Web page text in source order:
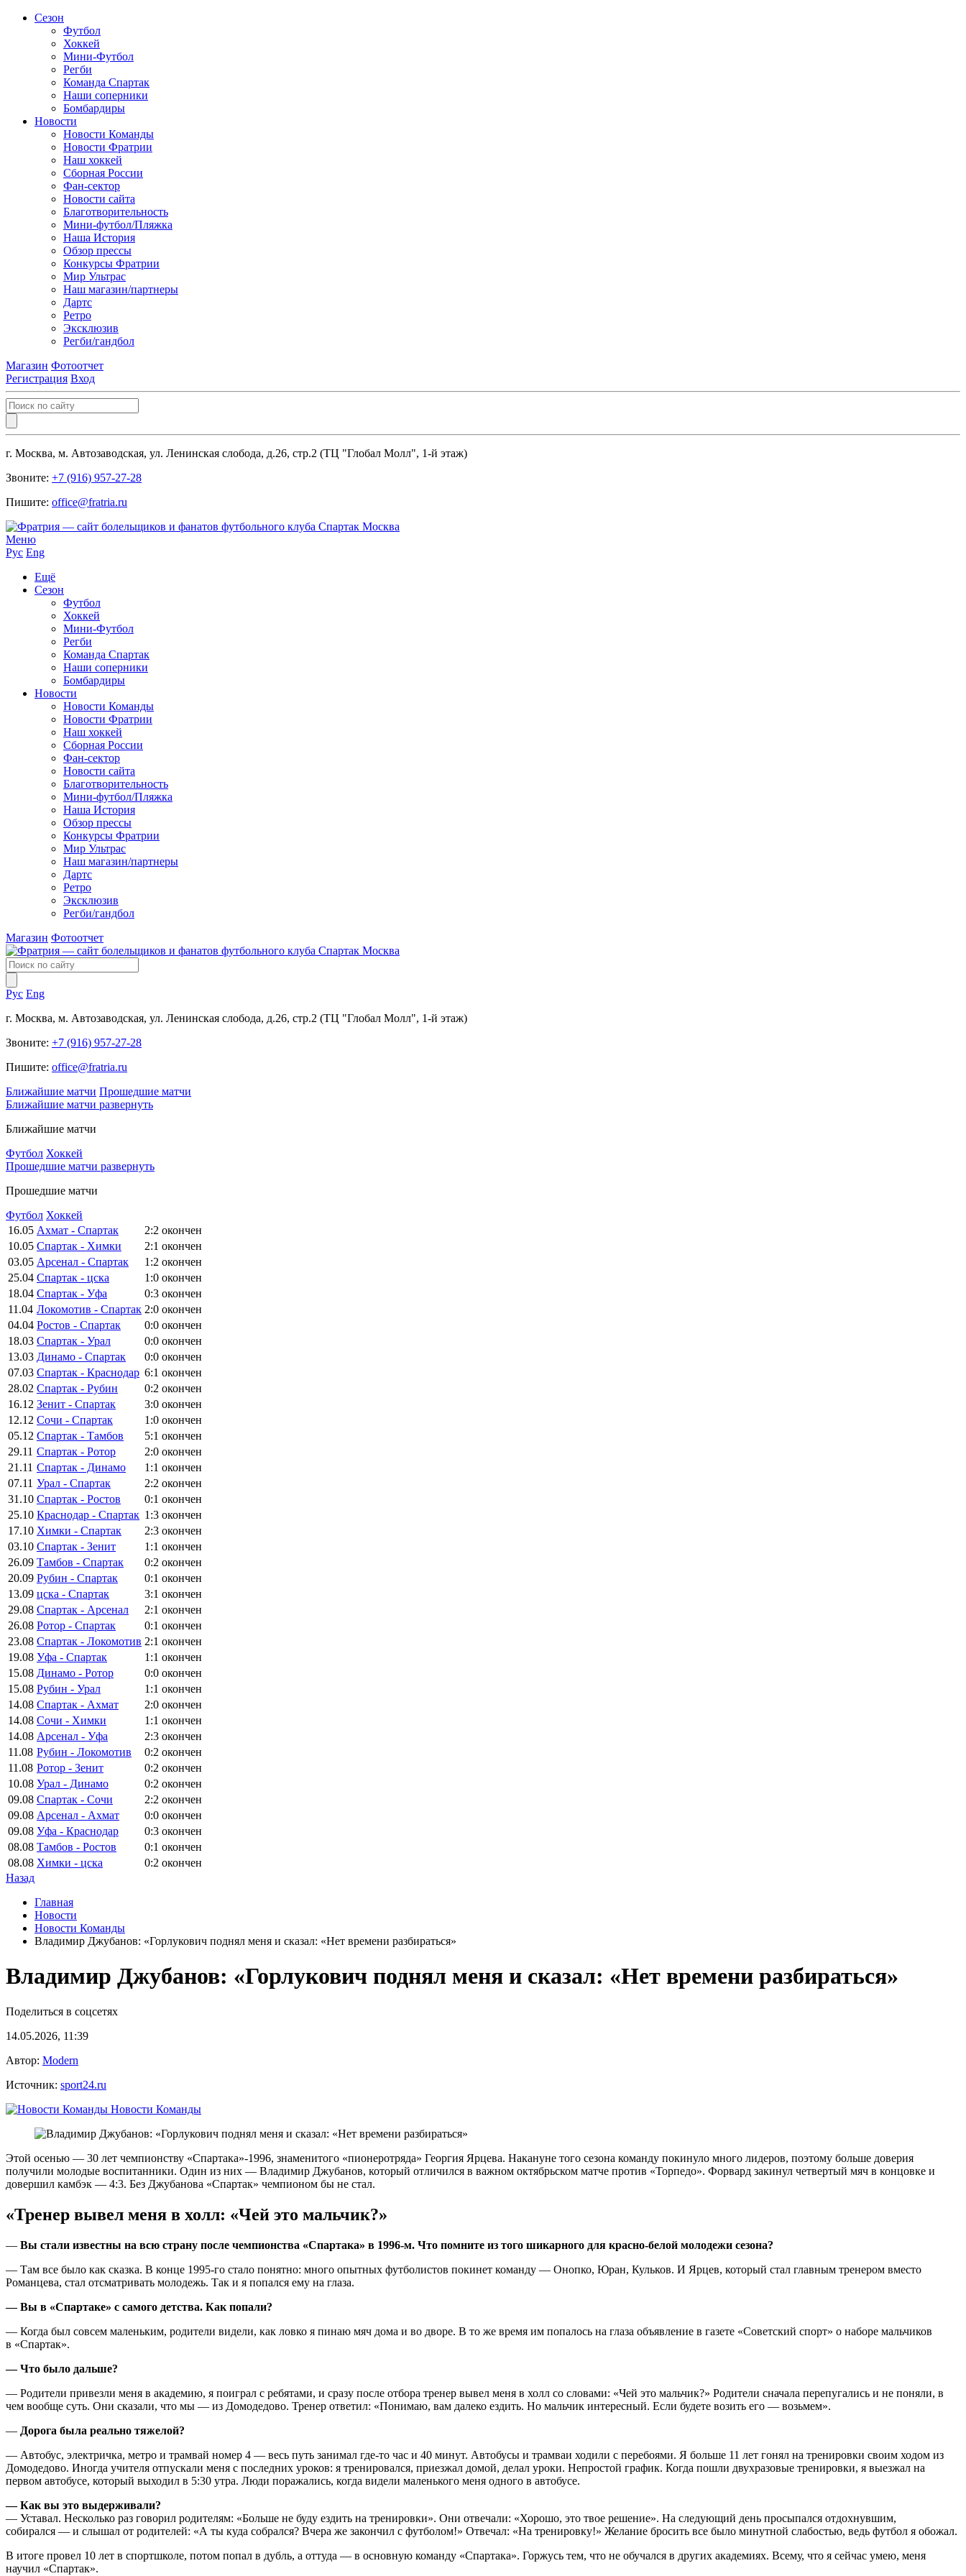
Сезон
Футбол
Хоккей
Мини-Футбол
Регби
Команда Спартак
Наши соперники
Бомбардиры
Новости
Новости Команды
Новости Фратрии
Наш хоккей
Сборная России
Фан-cектор
Новости сайта
Благотворительность
Мини-футбол/Пляжка
Наша История
Обзор прессы
Конкурсы Фратрии
Мир Ультрас
Наш магазин/партнеры
Дартс
Ретро
Эксклюзив
Регби/гандбол
Магазин Фотоотчет
Регистрация Вход
г. Москва, м. Автозаводская, ул. Ленинская слобода, д.26, стр.2 (ТЦ "Глобал Молл", 1-й этаж)
Звоните: +7 (916) 957-27-28
Пишите: office@fratria.ru
Меню
Рус Eng
Ещё
Сезон
Футбол
Хоккей
Мини-Футбол
Регби
Команда Спартак
Наши соперники
Бомбардиры
Новости
Новости Команды
Новости Фратрии
Наш хоккей
Сборная России
Фан-cектор
Новости сайта
Благотворительность
Мини-футбол/Пляжка
Наша История
Обзор прессы
Конкурсы Фратрии
Мир Ультрас
Наш магазин/партнеры
Дартс
Ретро
Эксклюзив
Регби/гандбол
Магазин Фотоотчет
Рус Eng
г. Москва, м. Автозаводская, ул. Ленинская слобода, д.26, стр.2 (ТЦ "Глобал Молл", 1-й этаж)
Звоните: +7 (916) 957-27-28
Пишите: office@fratria.ru
Ближайшие матчи Прошедшие матчи
Ближайшие матчи развернуть
Ближайшие матчи
Футбол Хоккей
Прошедшие матчи развернуть
Прошедшие матчи
Футбол Хоккей
16.05 Ахмат - Спартак 2:2 окончен
10.05 Спартак - Химки 2:1 окончен
03.05 Арсенал - Спартак 1:2 окончен
25.04 Спартак - цска 1:0 окончен
18.04 Спартак - Уфа 0:3 окончен
11.04 Локомотив - Спартак 2:0 окончен
04.04 Ростов - Спартак 0:0 окончен
18.03 Спартак - Урал 0:0 окончен
13.03 Динамо - Спартак 0:0 окончен
07.03 Спартак - Краснодар 6:1 окончен
28.02 Спартак - Рубин 0:2 окончен
16.12 Зенит - Спартак 3:0 окончен
12.12 Сочи - Спартак 1:0 окончен
05.12 Спартак - Тамбов 5:1 окончен
29.11 Спартак - Ротор 2:0 окончен
21.11 Спартак - Динамо 1:1 окончен
07.11 Урал - Спартак 2:2 окончен
31.10 Спартак - Ростов 0:1 окончен
25.10 Краснодар - Спартак 1:3 окончен
17.10 Химки - Спартак 2:3 окончен
03.10 Спартак - Зенит 1:1 окончен
26.09 Тамбов - Спартак 0:2 окончен
20.09 Рубин - Спартак 0:1 окончен
13.09 цска - Спартак 3:1 окончен
29.08 Спартак - Арсенал 2:1 окончен
26.08 Ротор - Спартак 0:1 окончен
23.08 Спартак - Локомотив 2:1 окончен
19.08 Уфа - Спартак 1:1 окончен
15.08 Динамо - Ротор 0:0 окончен
15.08 Рубин - Урал 1:1 окончен
14.08 Спартак - Ахмат 2:0 окончен
14.08 Сочи - Химки 1:1 окончен
14.08 Арсенал - Уфа 2:3 окончен
11.08 Рубин - Локомотив 0:2 окончен
11.08 Ротор - Зенит 0:2 окончен
10.08 Урал - Динамо 0:2 окончен
09.08 Спартак - Сочи 2:2 окончен
09.08 Арсенал - Ахмат 0:0 окончен
09.08 Уфа - Краснодар 0:3 окончен
08.08 Тамбов - Ростов 0:1 окончен
08.08 Химки - цска 0:2 окончен
Назад
Главная
Новости
Новости Команды
Владимир Джубанов: «Горлукович поднял меня и сказал: «Нет времени разбираться»
Владимир Джубанов: «Горлукович поднял меня и сказал: «Нет времени разбираться»
Поделиться в соцсетях
14.05.2026, 11:39
Автор: Modern
Источник: sport24.ru
Новости Команды
Этой осенью — 30 лет чемпионству «Спартака»-1996, знаменитого «пионеротряда» Георгия Ярцева. Накануне того сезона команду покинуло много лидеров, поэтому больше доверия
получили молодые воспитанники. Один из них — Владимир Джубанов, который отличился в важном октябрьском матче против «Торпедо». Форвард закинул четвертый мяч в концовке и
довершил камбэк — 4:3. Без Джубанова «Спартак» чемпионом бы не стал.
«Тренер вывел меня в холл: «Чей это мальчик?»
— Вы стали известны на всю страну после чемпионства «Спартака» в 1996-м. Что помните из того шикарного для красно-белой молодежи сезона?
— Там все было как сказка. В конце 1995-го стало понятно: много опытных футболистов покинет команду — Онопко, Юран, Кульков. И Ярцев, который стал главным тренером вместо
Романцева, стал отсматривать молодежь. Так и я попался ему на глаза.
— Вы в «Спартаке» с самого детства. Как попали?
— Когда был совсем маленьким, родители видели, как ловко я пинаю мяч дома и во дворе. В то же время им попалось на глаза объявление в газете «Советский спорт» о наборе мальчиков
в «Спартак».
— Что было дальше?
— Родители привезли меня в академию, я поиграл с ребятами, и сразу после отбора тренер вывел меня в холл со словами: «Чей это мальчик?» Родители сначала перепугались и не поняли, в
чем вообще суть. Они сказали, что мы — из Домодедово. Тренер ответил: «Понимаю, вам далеко ездить. Но мальчик интересный. Если будете возить его — возьмем».
— Дорога была реально тяжелой?
— Автобус, электричка, метро и трамвай номер 4 — весь путь занимал где-то час и 40 минут. Автобусы и трамваи ходили с перебоями. Я больше 11 лет гонял на тренировки своим ходом из
Домодедово. Иногда учителя отпускали меня с последних уроков: я тренировался, приезжал домой, делал уроки. Непростой график. Когда пошли двухразовые тренировки, я выезжал на
первом автобусе, который выходил в 5:30 утра. Люди поражались, когда видели маленького меня одного в автобусе.
— Как вы это выдерживали?
— Уставал. Несколько раз говорил родителям: «Больше не буду ездить на тренировки». Они отвечали: «Хорошо, это твое решение». На следующий день просыпался отдохнувшим,
собирался — и слышал от родителей: «А ты куда собрался? Вчера же закончил с футболом!» Отвечал: «На тренировку!» Желание бросить все было минутной слабостью, ведь футбол я обожал.
В итоге провел 10 лет в спортшколе, потом попал в дубль, а оттуда — в основную команду «Спартака». Горжусь тем, что не обучался в других академиях. Всему, что я сейчас умею, меня
научил «Спартак».